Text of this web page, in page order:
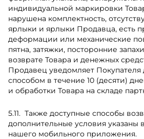
индивидуальной маркировки
нарушена комплектность,
ярлыки и ярлыки Продавца, есть
деформации или механические
пятна, затяжки, посторонние
возврате Товара и денежных
Продавец уведомляет Покупателя
способом в течение 10 (десяти)
и обработки Товара на складе
Также доступные способы
дополнительные условия указаны
нашего мобильного приложения.